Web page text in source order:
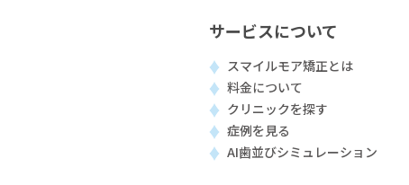
サービスについて
スマイルモア矯正とは
料金について
クリニックを探す
症例を見る
AI歯並びシミュレーション